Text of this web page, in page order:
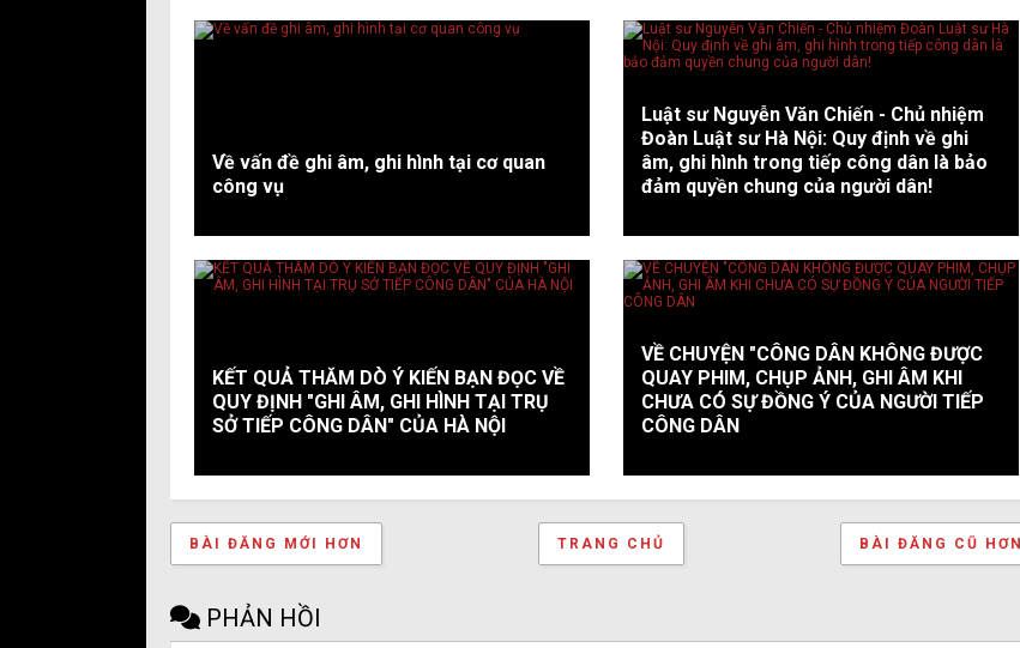
Về vấn đề ghi âm, ghi hình tại cơ quan
công vụ
Luật sư Nguyễn Văn Chiến - Chủ nhiệm
Đoàn Luật sư Hà Nội: Quy định về ghi
âm, ghi hình trong tiếp công dân là bảo
đảm quyền chung của người dân!
KẾT QUẢ THĂM DÒ Ý KIẾN BẠN ĐỌC VỀ
QUY ĐỊNH "GHI ÂM, GHI HÌNH TẠI TRỤ
SỞ TIẾP CÔNG DÂN" CỦA HÀ NỘI
VỀ CHUYỆN "CÔNG DÂN KHÔNG ĐƯỢC
QUAY PHIM, CHỤP ẢNH, GHI ÂM KHI
CHƯA CÓ SỰ ĐỒNG Ý CỦA NGƯỜI TIẾP
CÔNG DÂN
BÀI ĐĂNG MỚI HƠN BÀI ĐĂNG CŨ HƠN
TRANG CHỦ
PHẢN HỒI